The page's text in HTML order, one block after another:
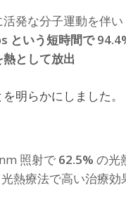
発な分子運動を伴い
という短時間で
熱として放出
明らかにしました。
照射で 62.5% の光
熱療法で高い治療効